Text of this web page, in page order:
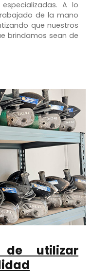
A lo
de la mano
que nuestros
brindamos sean de
de utilizar